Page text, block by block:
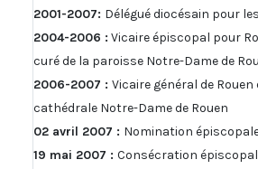
2001-2007: Délégué diocésain pour
2004-2006 : Vicaire épiscopal pour
curé de la paroisse Notre-Dame de
2006-2007 : Vicaire général de
cathédrale Notre-Dame de Rouen
02 avril 2007 : Nomination
19 mai 2007 : Consécration